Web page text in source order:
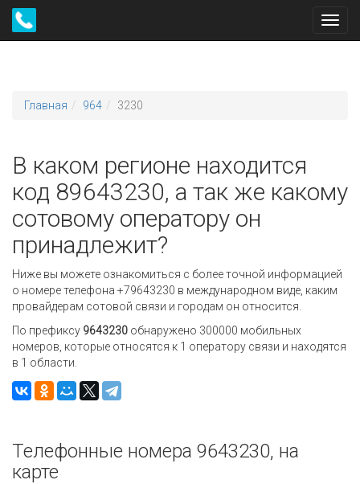
Главная 964 3230
В каком регионе находится
код 89643230, а так же какому
сотовому оператору он
принадлежит?
Ниже вы можете ознакомиться с более точной информацией
о номере телефона +79643230 в международном виде, каким
провайдерам сотовой связи и городам он относится.
По префиксу 9643230 обнаружено 300000 мобильных
номеров, которые относятся к 1 оператору связи и находятся
в 1 области.
Телефонные номера 9643230, на
карте